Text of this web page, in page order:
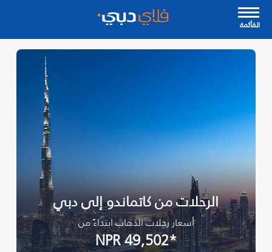
القأئمة
الرحلات من كاتماندو إلى دبي
أسعار رحلات الذهاب ابتداءً من
*NPR 49,502